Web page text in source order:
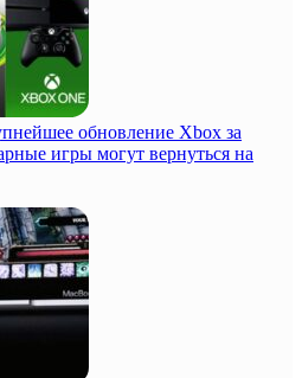
обновление Xbox за
игры могут вернуться на